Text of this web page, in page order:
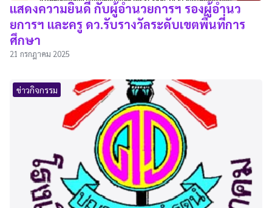
แสดงความยินดี กับผู้อำนวยการฯ รองผู้อำนว
ยการฯ และครู ดว.รับรางวัลระดับเขตพื้นที่การ
ศึกษา
21 กรกฎาคม 2025
ข่าวกิจกรรม